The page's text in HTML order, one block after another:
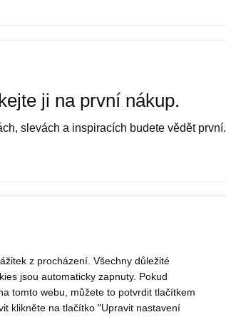
ji na první nákup.
slevách a inspiracích budete vědět první.
Dárkové poukázky
Puncovní značky
Kontakty
z procházení. Všechny důležité
jsou automaticky zapnuty. Pokud
tomto webu, můžete to potvrdit tlačítkem
klikněte na tlačítko "Upravit nastavení